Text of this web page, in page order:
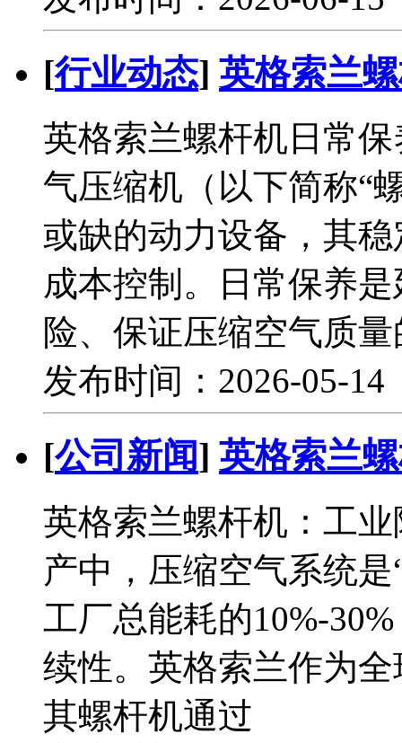
[行业动态] 英格索兰
英格索兰螺杆机日常
气压缩机（以下简称“
或缺的动力设备，其
成本控制。日常保养
险、保证压缩空气质
发布时间：2026-05-
[公司新闻] 英格索兰
英格索兰螺杆机：工
产中，压缩空气系统
工厂总能耗的10%-
续性。英格索兰作为
其螺杆机通过